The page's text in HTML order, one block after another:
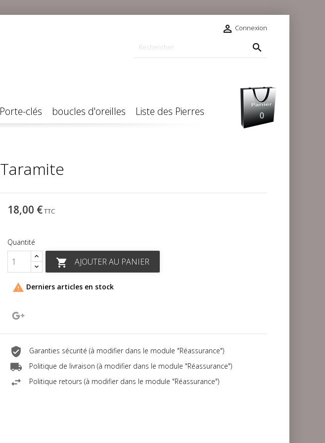
 Connexion

Porte-clés boucles d'oreilles Liste des Pierres 0
Taramite
18,00 €TTC
Quantité
 AJOUTER AU PANIER
 Derniers articles en stock
Garanties sécurité (à modifier dans le module "Réassurance")
Politique de livraison (à modifier dans le module "Réassurance")
Politique retours (à modifier dans le module "Réassurance")